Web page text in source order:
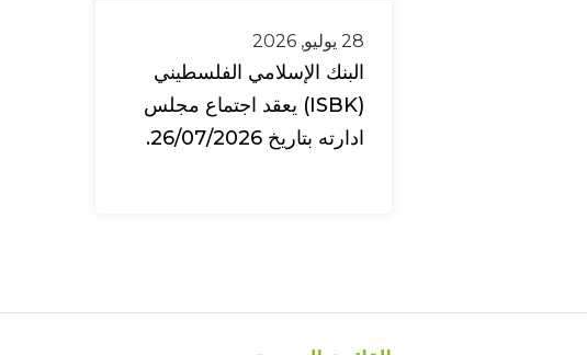
28 يوليو, 2026
البنك الإسلامي الفلسطيني
(ISBK) يعقد اجتماع مجلس
ادارته بتاريخ 26/07/2026.